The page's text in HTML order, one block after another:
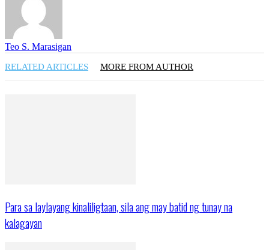
Teo S. Marasigan
RELATED ARTICLES MORE FROM AUTHOR
Para sa laylayang kinaliligtaan, sila ang may batid ng tunay na
kalagayan